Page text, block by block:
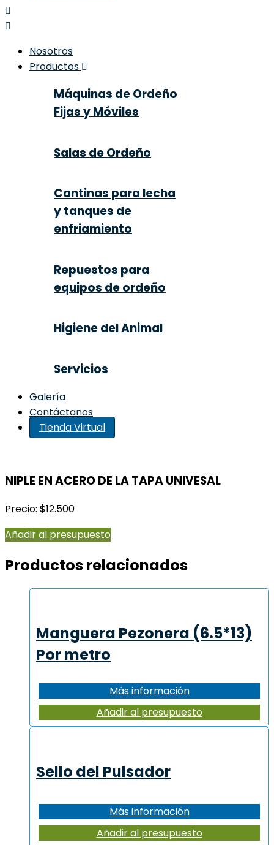
Nosotros
Productos
Máquinas de Ordeño
Fijas y Móviles
Salas de Ordeño
Cantinas para lecha
y tanques de
enfriamiento
Repuestos para
equipos de ordeño
Higiene del Animal
Servicios
Galería
Contáctanos
Tienda Virtual
NIPLE EN ACERO DE LA TAPA UNIVESAL
Precio: $12.500
Añadir al presupuesto
Productos relacionados
Manguera Pezonera (6.5*13)
Por metro
Más información
Añadir al presupuesto
Sello del Pulsador
Más información
Añadir al presupuesto